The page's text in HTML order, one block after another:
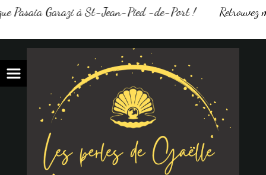
Pasaia Garazi à St-Jean-Pied -de-Port ! Retrouvez